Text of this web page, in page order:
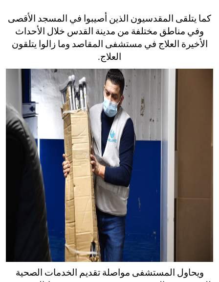
كما يتلقى المقدسيون الذين أصيبوا في المسجد الأقصى
وفي مناطق مختلفة من مدينة القدس خلال الأحداث
الأخيرة العلاج في مستشفى المقاصد وما زالوا يتلقون
العلاج.
ويحاول المستشفى مواصلة تقديم الخدمات الصحية